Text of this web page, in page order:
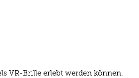
VR-Brille erlebt werden können.